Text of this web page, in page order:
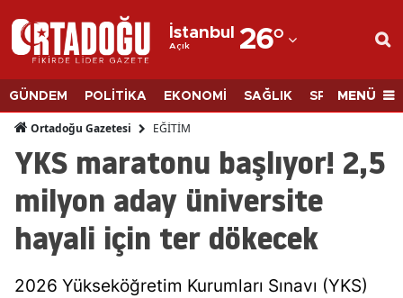
İstanbul
Açık 26°
Adana
Adıyaman
Afyonkarahisar
Ağrı
Amasya
Ankara
Antalya
GÜNDEM POLİTİKA EKONOMİ SAĞLIK SPORMENÜ
Ortadoğu Gazetesi EĞİTİM
YKS maratonu başlıyor! 2,5
milyon aday üniversite
hayali için ter dökecek
2026 Yükseköğretim Kurumları Sınavı (YKS)